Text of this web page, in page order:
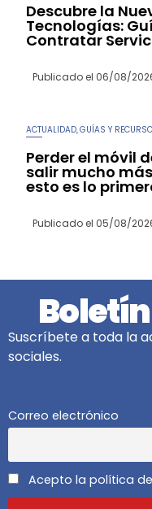
Descubre la
Tecnologías:
Contratar
Publicado el 06/08/
ACTUALIDAD ,GUÍAS Y
Perder el móvil
salir mucho
esto es lo
Publicado el 05/08/
Suscríbete a toda la
sociales.
Correo electrónico
Acepto la política